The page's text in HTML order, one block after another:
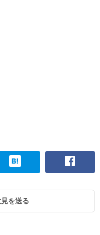
を送る